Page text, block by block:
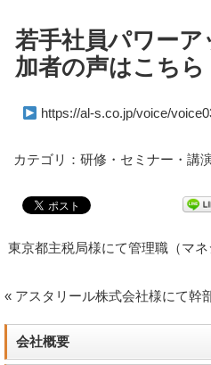
若手社員パワー
加者の声はこちら
https://al-s.co.jp/voice/
カテゴリ：研修・セミナー・講
東京都主税局様にて管理職（マ
« アスタリール株式会社様にて幹
会社概要